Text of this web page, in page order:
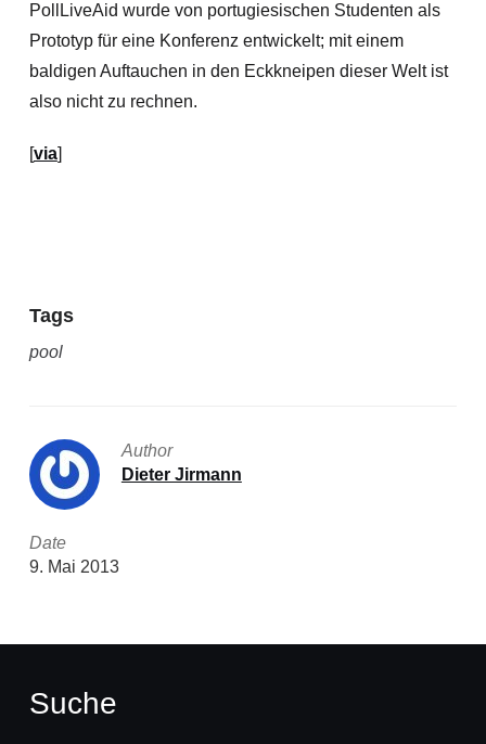
PollLiveAid wurde von portugiesischen Studenten als
Prototyp für eine Konferenz entwickelt; mit einem
baldigen Auftauchen in den Eckkneipen dieser Welt ist
also nicht zu rechnen.
[via]
Tags
pool
Author
Dieter Jirmann
Date
9. Mai 2013
Suche